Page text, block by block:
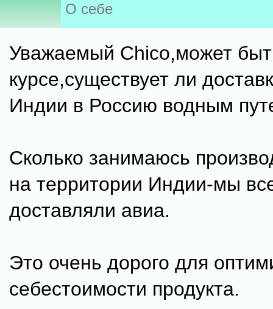
О себе
Уважаемый Chico,может
курсе,существует ли
Индии в Россию водным
Сколько занимаюсь
на территории Индии-мы
доставляли авиа.
Это очень дорого для
себестоимости продукта.